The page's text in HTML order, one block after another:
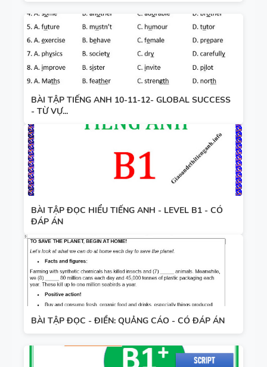
BÀI TẬP TIẾNG ANH 10-11-12- GLOBAL SUCCESS
- TỪ VỰ...
BÀI TẬP ĐỌC HIỂU TIẾNG ANH - LEVEL B1 - CÓ
ĐÁP ÁN
BÀI TẬP ĐỌC - ĐIỀN: QUẢNG CÁO - CÓ ĐÁP ÁN